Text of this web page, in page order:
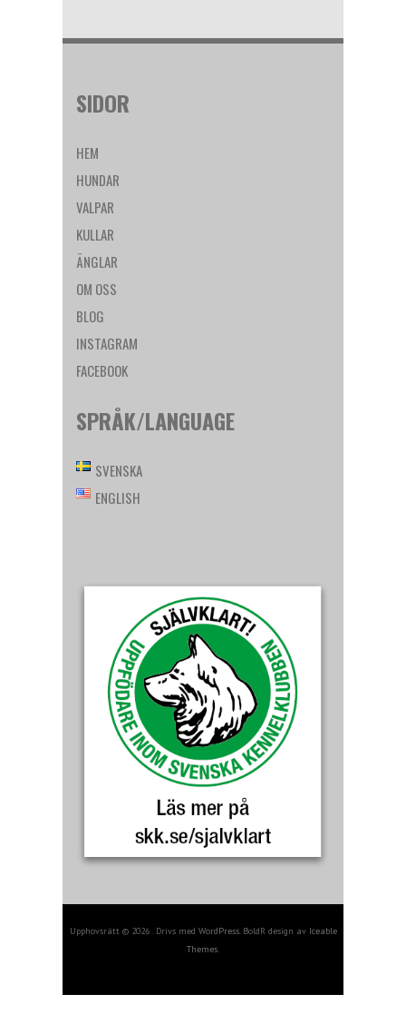
SIDOR
HEM
HUNDAR
VALPAR
KULLAR
ÄNGLAR
OM OSS
BLOG
INSTAGRAM
FACEBOOK
SPRÅK/LANGUAGE
SVENSKA
ENGLISH
Upphovsrätt © 2026 . Drivs med WordPress. BoldR design av Iceable
Themes.